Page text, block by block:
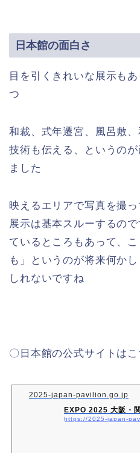
日本館の面白さ
目を引くきれいな展示も
つ
和裁、式年遷宮、風呂敷
技術も伝える、というの
ました
映えるエリアで写真を撮
展示は基本スルーするの
ているところもあって、
も」というのが将来何か
しれないですね
〇日本館の公式サイトはこ
2025-japan-pavilion.go.jp
EXPO 2025 大阪・
https://2025-japan-